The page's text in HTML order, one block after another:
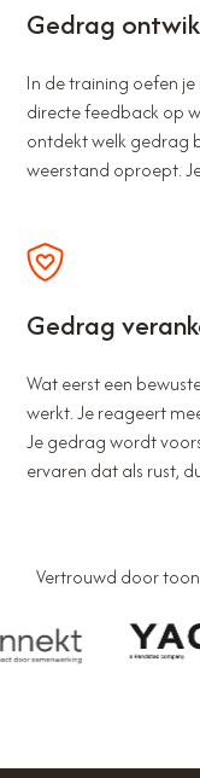
Gedrag
In de training oefen
directe feedback op
ontdekt welk gedrag
weerstand oproept.
Gedrag
Wat eerst een
werkt. Je reageert
Je gedrag wordt
ervaren dat als rust,
Vertrouwd door